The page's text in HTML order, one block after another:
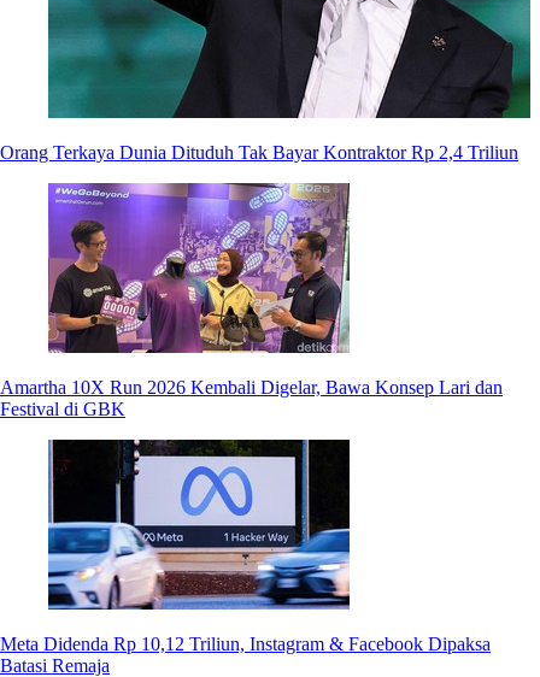
Orang Terkaya Dunia Dituduh Tak Bayar Kontraktor Rp 2,4 Triliun
Amartha 10X Run 2026 Kembali Digelar, Bawa Konsep Lari dan
Festival di GBK
Meta Didenda Rp 10,12 Triliun, Instagram & Facebook Dipaksa
Batasi Remaja